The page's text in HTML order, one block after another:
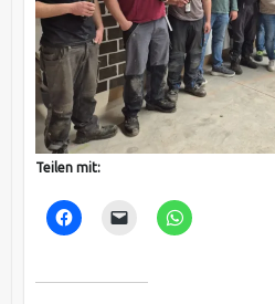
Teilen mit: